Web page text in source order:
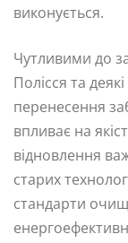
виконується.
Чутливими до
Полісся та
перенесення
впливає на
відновлення
старих
стандарти